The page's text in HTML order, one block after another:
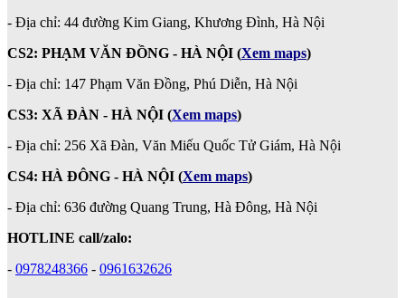
- Địa chỉ: 44 đường Kim Giang, Khương Đình, Hà Nội
CS2: PHẠM VĂN ĐỒNG - HÀ NỘI (Xem maps)
- Địa chỉ: 147 Phạm Văn Đồng, Phú Diễn, Hà Nội
CS3: XÃ ĐÀN - HÀ NỘI (Xem maps)
- Địa chỉ: 256 Xã Đàn, Văn Miếu Quốc Tử Giám, Hà Nội
CS4: HÀ ĐÔNG - HÀ NỘI (Xem maps)
- Địa chỉ: 636 đường Quang Trung, Hà Đông, Hà Nội
HOTLINE call/zalo:
- 0978248366 - 0961632626